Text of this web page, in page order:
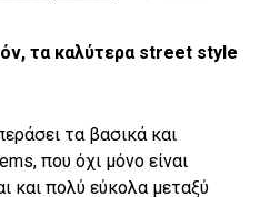
τα καλύτερα street style
τα βασικά και
που όχι μόνο είναι
και πολύ εύκολα μεταξύ